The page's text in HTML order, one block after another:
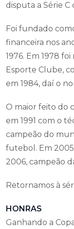
disputa a Série
Foi fundado
financeira nos
1976. Em 1978
Esporte Clube,
em 1984, daí o
O maior feito do
em 1991 com o
campeão do
futebol. Em 2005
2006, campeão
Retornamos à
HONRAS
Ganhando a